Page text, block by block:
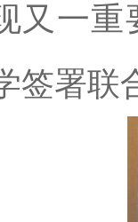
又一重
签署联